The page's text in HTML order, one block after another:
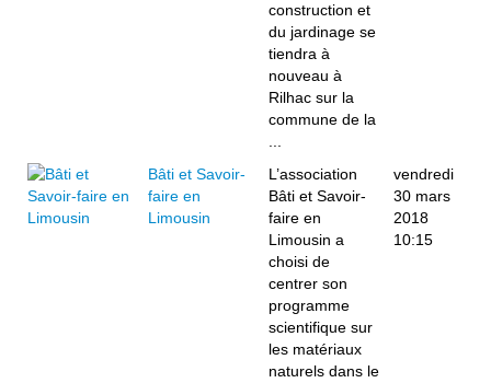
construction et
du jardinage se
tiendra à
nouveau à
Rilhac sur la
commune de la
Bâti et Savoir-
faire en
Limousin
L’association
Bâti et Savoir-
faire en
Limousin a
choisi de
centrer son
programme
scientifique sur
les matériaux
naturels dans le
vendredi
30 mars
2018
10:15